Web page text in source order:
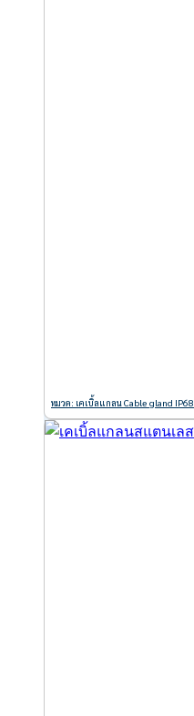
หมวด: เคเบิ้ลแกลน Cable gland IP68